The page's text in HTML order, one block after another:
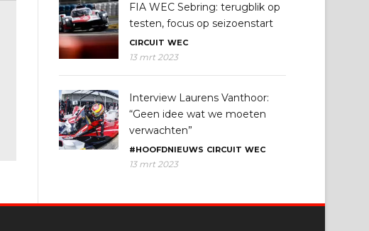
FIA WEC Sebring: terugblik op
testen, focus op seizoenstart
CIRCUIT WEC
13 mrt 2023
Interview Laurens Vanthoor:
“Geen idee wat we moeten
verwachten”
#HOOFDNIEUWS CIRCUIT WEC
13 mrt 2023